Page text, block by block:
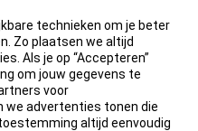
technieken om je beter
Zo plaatsen we altijd
Als je op “Accepteren”
om jouw gegevens te
voor
we advertenties tonen die
altijd eenvoudig